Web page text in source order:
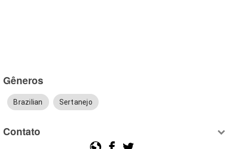
Gêneros
Brazilian Sertanejo
Contato